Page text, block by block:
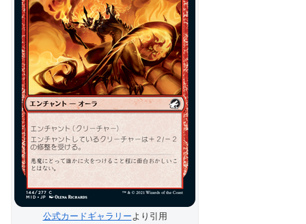
公式カードギャラリー より引用